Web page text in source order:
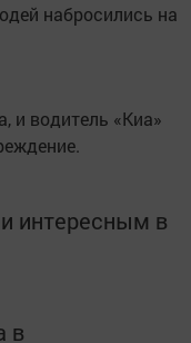
набросились на
и водитель «Киа»
интересным в
в